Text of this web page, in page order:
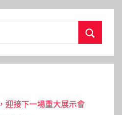
迎接下一場重大展示會